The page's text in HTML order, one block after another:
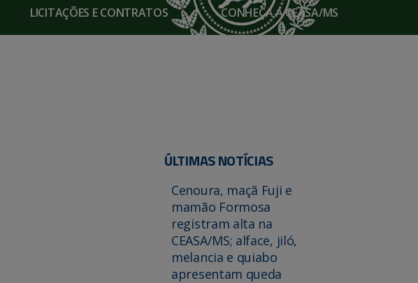
LICITAÇÕES E CONTRATOS CONHEÇA A CEASA/MS
ÚLTIMAS NOTÍCIAS
Cenoura, maçã Fuji e
mamão Formosa
registram alta na
CEASA/MS; alface, jiló,
melancia e quiabo
apresentam queda